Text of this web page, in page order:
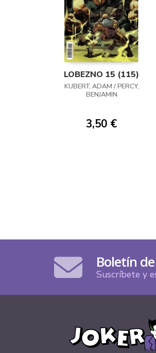
LOBEZNO 15 (115)
KUBERT, ADAM / PERCY,
BENJAMIN
3,50 €
Boletín
Suscríbete y